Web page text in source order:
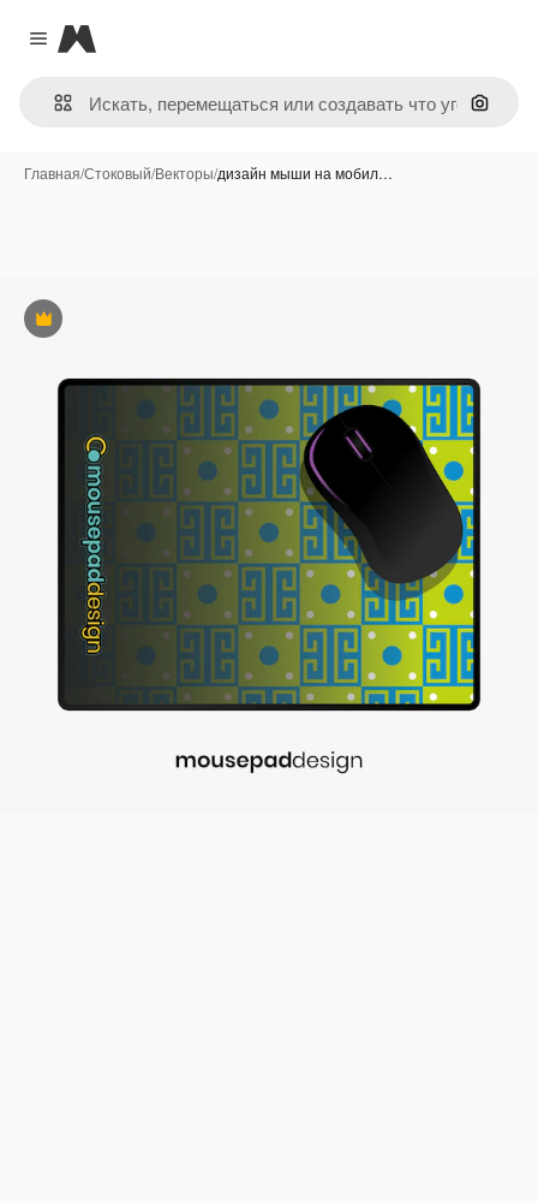
Close menu
Magnific
Поиск
Главная/Стоковый/Векторы/дизайн мыши на мобил…
Премиум